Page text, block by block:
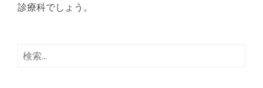
診療科でしょう。
検